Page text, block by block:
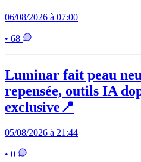
06/08/2026 à 07:00
• 68
Luminar fait peau
repensée, outils IA
exclusive📍
05/08/2026 à 21:44
• 0